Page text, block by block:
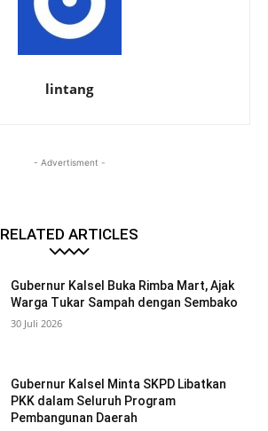
lintang
- Advertisment -
RELATED ARTICLES
Gubernur Kalsel Buka Rimba Mart, Ajak
Warga Tukar Sampah dengan Sembako
30 Juli 2026
Gubernur Kalsel Minta SKPD Libatkan
PKK dalam Seluruh Program
Pembangunan Daerah